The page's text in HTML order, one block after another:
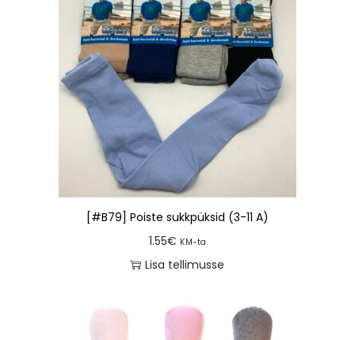
[#B79] Poiste sukkpüksid (3-11 A)
1.55€ KM-ta
Lisa tellimusse